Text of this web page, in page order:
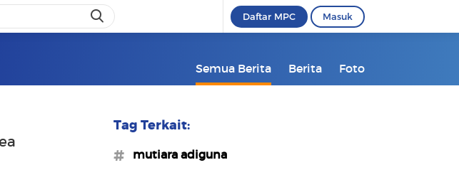
Daftar MPC Masuk
Semua Berita Berita Foto
Tag Terkait:
#mutiara adiguna